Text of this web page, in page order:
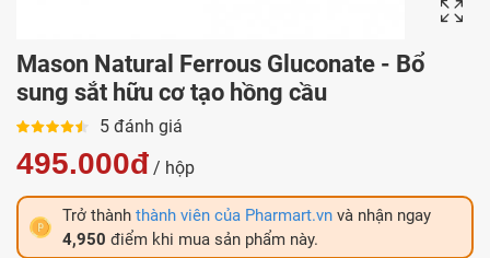
Mason Natural Ferrous Gluconate - Bổ
sung sắt hữu cơ tạo hồng cầu
5 đánh giá
495.000đ / hộp
Trở thành thành viên của Pharmart.vn và nhận ngay
4,950 điểm khi mua sản phẩm này.